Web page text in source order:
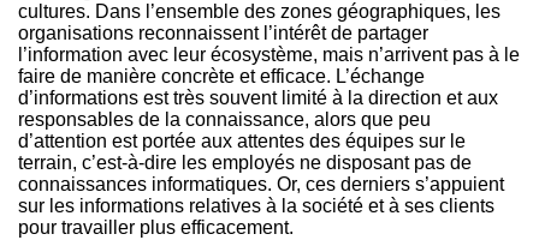
cultures. Dans l’ensemble des zones géographiques, les
organisations reconnaissent l’intérêt de partager
l’information avec leur écosystème, mais n’arrivent pas à le
faire de manière concrète et efficace. L’échange
d’informations est très souvent limité à la direction et aux
responsables de la connaissance, alors que peu
d’attention est portée aux attentes des équipes sur le
terrain, c’est-à-dire les employés ne disposant pas de
connaissances informatiques. Or, ces derniers s’appuient
sur les informations relatives à la société et à ses clients
pour travailler plus efficacement.